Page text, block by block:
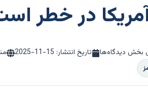
در خطر
بخش دیدگاه‌ها تاریخ انتشار: 2025-11-15